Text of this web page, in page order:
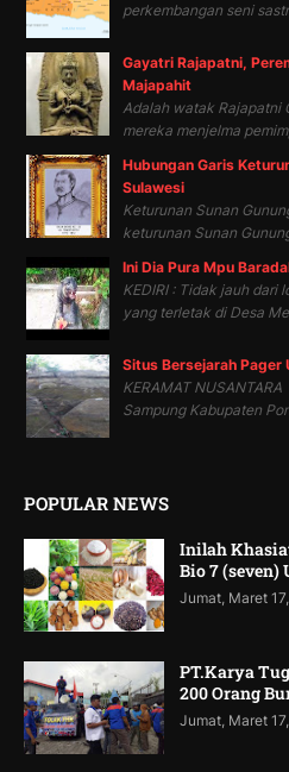
perkembangan seni
Gayatri Rajapatni,
Majapahit
Adalah watak Rajapatni
mereka menjelma
Hubungan Garis
Sulawesi
Keturunan Sunan
keturunan Sunan
Ini Dia Pura Mpu
KEDIRI : Tidak jauh dari
yang terletak di Desa
Situs Bersejarah Pager
KERAMAT
Sampung Kabupaten
POPULAR NEWS
Inilah
Bio 7
Jumat, Maret
PT.Karya
200 Orang
Jumat, Maret